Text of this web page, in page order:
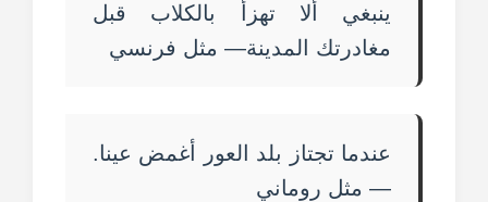
ينبغي ألا تهزأ بالكلاب قبل
مغادرتك المدينة— مثل فرنسي
عندما تجتاز بلد العور أغمض عينا.
— مثل روماني